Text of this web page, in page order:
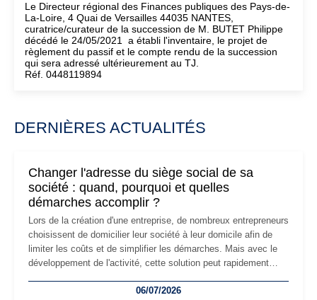
Le Directeur régional des Finances publiques des Pays-de-
La-Loire, 4 Quai de Versailles 44035 NANTES,
curatrice/curateur de la succession de M. BUTET Philippe
décédé le 24/05/2021 a établi l'inventaire, le projet de
règlement du passif et le compte rendu de la succession
qui sera adressé ultérieurement au TJ.
Réf. 0448119894
DERNIÈRES ACTUALITÉS
Changer l'adresse du siège social de sa
société : quand, pourquoi et quelles
démarches accomplir ?
Lors de la création d'une entreprise, de nombreux entrepreneurs
choisissent de domicilier leur société à leur domicile afin de
limiter les coûts et de simplifier les démarches. Mais avec le
développement de l'activité, cette solution peut rapidement
professionnels, recrutement, image de marque… Le
06/07/2026